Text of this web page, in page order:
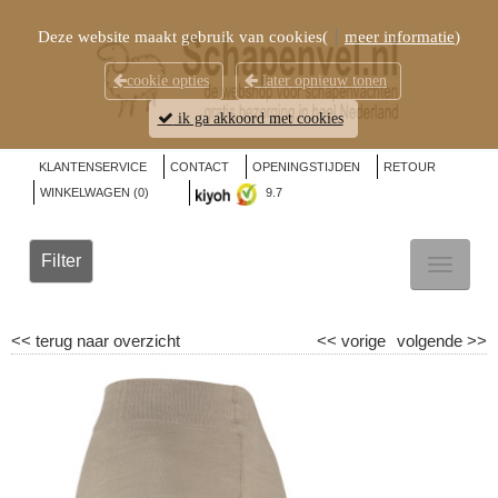
KLANTENSERVICE CONTACT OPENINGSTIJDEN
RETOUR
WINKELWAGEN (0) 9.7
Filter
<< terug naar overzicht volgende >>
<< vorige
Deze website maakt gebruik van cookies( meer informatie)
cookie opties later opnieuw tonen
ik ga akkoord met cookies